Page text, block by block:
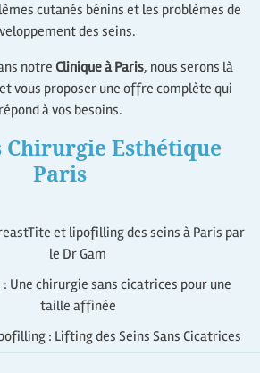
cutanés bénins et les problèmes de
des seins.
notre Clinique à Paris, nous serons là
vous proposer une offre complète qui
répond à vos besoins.
Esthétique
Paris
et lipofilling des seins à Paris par
le Dr Gam
: Une chirurgie sans cicatrices pour une
taille affinée
: Lifting des Seins Sans Cicatrices